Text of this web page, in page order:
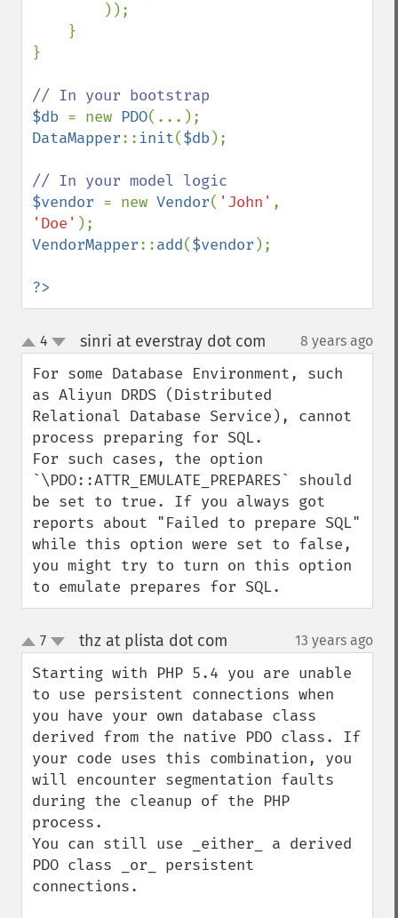
));
}
$db = new PDO
DataMapper:: init($db);
$vendor = new Vendor( 'John'
'Doe'
VendorMapper::add($vendor );
?>
up
down
4 sinri at everstray dot com 8 years ago
For some Database Environment, such
as Aliyun DRDS (Distributed
Relational Database Service), cannot
process preparing for SQL.
For such cases, the option
`\PDO::ATTR_EMULATE_PREPARES` should
be set to true. If you always got
reports about "Failed to prepare SQL"
while this option were set to false,
you might try to turn on this option
to emulate prepares for SQL.
up
down
7 thz at plista dot com 13 years ago
Starting with PHP 5.4 you are unable
to use persistent connections when
you have your own database class
derived from the native PDO class. If
your code uses this combination, you
will encounter segmentation faults
during the cleanup of the PHP
process.
You can still use _either_ a derived
PDO class _or_ persistent
connections.